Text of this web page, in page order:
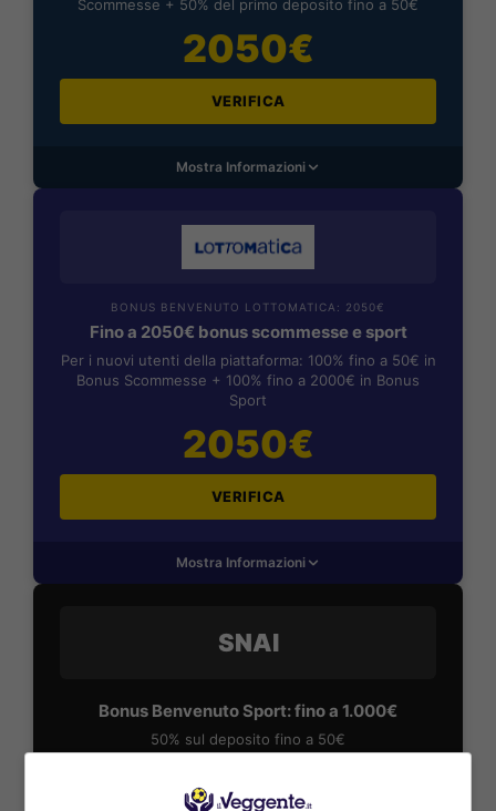
Scommesse + 50% del primo deposito fino a 50€
2050€
VERIFICA
Mostra Informazioni
BONUS BENVENUTO LOTTOMATICA: 2050€
Fino a 2050€ bonus scommesse e sport
Per i nuovi utenti della piattaforma: 100% fino a 50€ in
Bonus Scommesse + 100% fino a 2000€ in Bonus
Sport
2050€
VERIFICA
Mostra Informazioni
SNAI
Bonus Benvenuto Sport: fino a 1.000€
50% sul deposito fino a 50€
1000€